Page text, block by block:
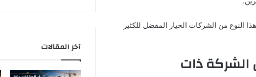
النوع من الشركات الخيار المفضل للكثير
الشركة ذات
آخر المقالات